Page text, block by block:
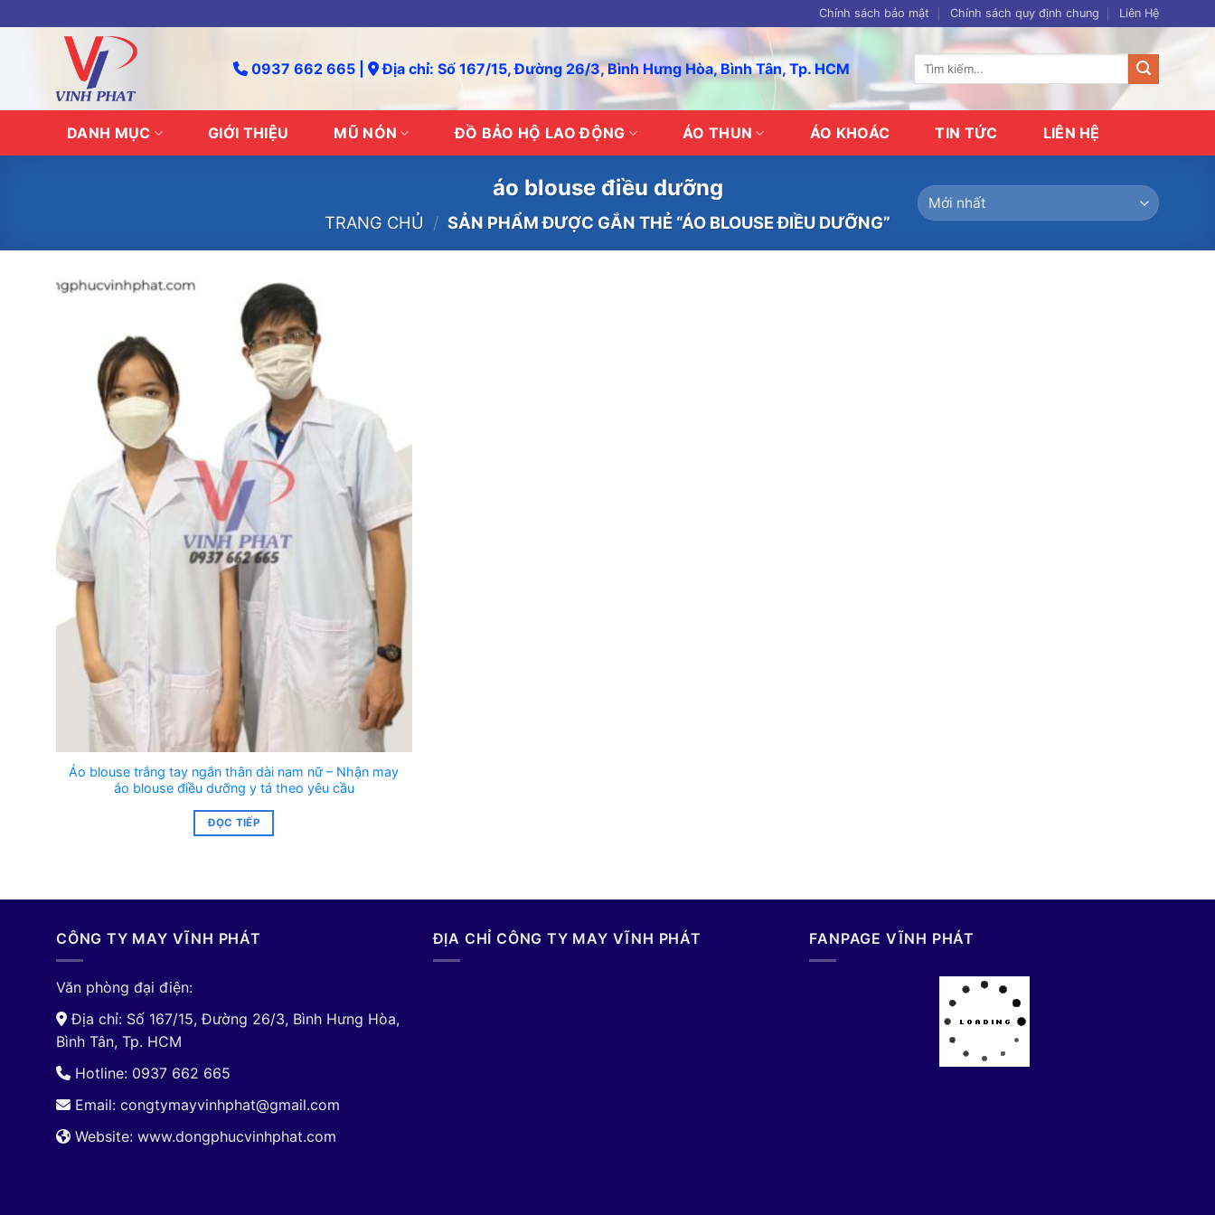
to
Chính sách bảo mật Chính sách quy định chung Liên Hệ
0937 662 665 | Địa chỉ: Số 167/15, Đường 26/3, Bình Hưng Hòa, Bình Tân, Tp. HCM
Tìm
DANH MỤC GIỚI THIỆU MŨ NÓN ĐỒ BẢO HỘ LAO ĐỘNG ÁO THUN ÁO KHOÁC TIN TỨC LIÊN HỆ
áo blouse điều dưỡng
TRANG CHỦ / SẢN PHẨM ĐƯỢC GẮN THẺ “ÁO BLOUSE ĐIỀU DƯỠNG”
Áo blouse trắng tay ngắn thân dài nam nữ – Nhận may
áo blouse điều dưỡng y tá theo yêu cầu
ĐỌC TIẾP
CÔNG TY MAY VĨNH PHÁT
Văn phòng đại điện:
Địa chỉ: Số 167/15, Đường 26/3, Bình Hưng Hòa,
Bình Tân, Tp. HCM
Hotline: 0937 662 665
Email: congtymayvinhphat@gmail.com
Website: www.dongphucvinhphat.com
ĐỊA CHỈ CÔNG TY MAY VĨNH PHÁT FANPAGE VĨNH PHÁT